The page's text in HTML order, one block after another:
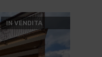
IN VENDITA